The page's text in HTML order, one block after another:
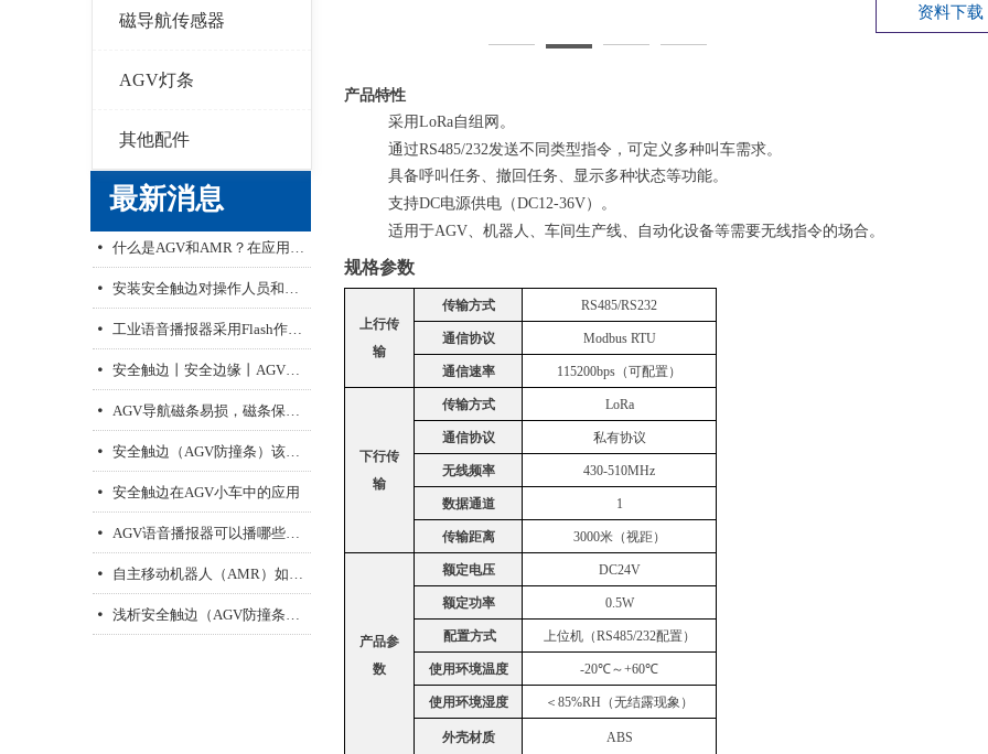
产品特性
采用LoRa自组网。
通过RS485/232发送不同类型指令，可定义多种叫车需求。
具备呼叫任务、撤回任务、显示多种状态等功能。
支持DC电源供电（DC12-36V）。
适用于AGV、机器人、车间生产线、自动化设备等需要无线指令的场合。
规格参数
上行传
输
传输方式 RS485/RS232
通信协议 Modbus RTU
通信速率 115200bps（可配置）
下行传
输
传输方式 LoRa
通信协议 私有协议
无线频率 430-510MHz
数据通道 1
传输距离 3000米（视距）
产品参
数
额定电压 DC24V
额定功率 0.5W
配置方式 上位机（RS485/232配置）
使用环境温度 -20℃～+60℃
使用环境湿度 ＜ 85%RH（无结露现象）
外壳材质 ABS
资料下载
磁导航传感器
AGV灯条
其他配件
最新消息
安全触边在AGV小车中的应用
无线呼叫器的推广与发展
艾智威产品配置工具V1.1